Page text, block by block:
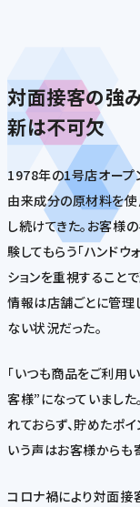
対面接客の強
新は不可欠
1978年の1号店オープ
由来成分の原材料を
し続けてきた。お客様
験してもらう「ハンドウ
ションを重視すること
情報は店舗ごとに管理
ない状況だった。
「いつも商品をご利用
客様”になっていまし
れておらず、貯めたポ
いう声はお客様からも
コロナ禍により対面接